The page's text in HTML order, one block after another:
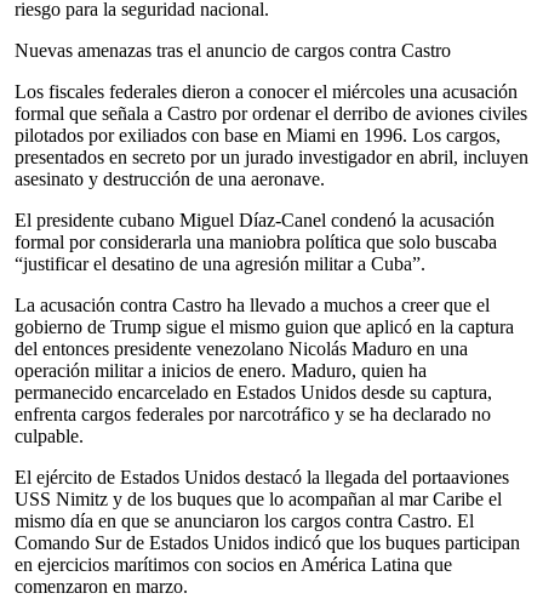
riesgo para la seguridad nacional.
Nuevas amenazas tras el anuncio de cargos contra Castro
Los fiscales federales dieron a conocer el miércoles una acusación
formal que señala a Castro por ordenar el derribo de aviones civiles
pilotados por exiliados con base en Miami en 1996. Los cargos,
presentados en secreto por un jurado investigador en abril, incluyen
asesinato y destrucción de una aeronave.
El presidente cubano Miguel Díaz-Canel condenó la acusación
formal por considerarla una maniobra política que solo buscaba
“justificar el desatino de una agresión militar a Cuba”.
La acusación contra Castro ha llevado a muchos a creer que el
gobierno de Trump sigue el mismo guion que aplicó en la captura
del entonces presidente venezolano Nicolás Maduro en una
operación militar a inicios de enero. Maduro, quien ha
permanecido encarcelado en Estados Unidos desde su captura,
enfrenta cargos federales por narcotráfico y se ha declarado no
culpable.
El ejército de Estados Unidos destacó la llegada del portaaviones
USS Nimitz y de los buques que lo acompañan al mar Caribe el
mismo día en que se anunciaron los cargos contra Castro. El
Comando Sur de Estados Unidos indicó que los buques participan
en ejercicios marítimos con socios en América Latina que
comenzaron en marzo.